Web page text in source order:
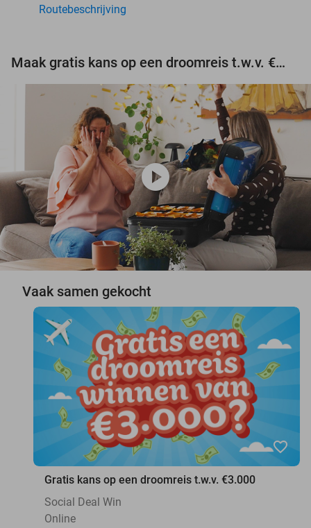
Routebeschrijving
Maak gratis kans op een droomreis t.w.v. €3.000!
play_circle
Vaak samen gekocht
favorite_border
Gratis kans op een droomreis t.w.v. €3.000
Social Deal Win
Online